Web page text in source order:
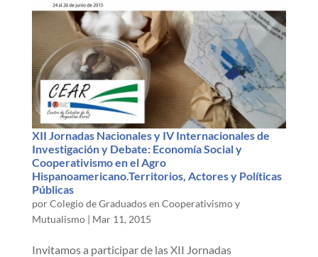
XII Jornadas Nacionales y IV Internacionales de
Investigación y Debate: Economía Social y
Cooperativismo en el Agro
Hispanoamericano.Territorios, Actores y Políticas
Públicas
porColegio de Graduados en Cooperativismo y
Mutualismo| Mar 11, 2015
Invitamos a participar de las XII Jornadas